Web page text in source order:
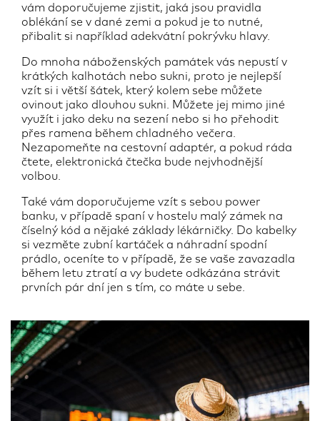
vám doporučujeme zjistit, jaká jsou pravidla
oblékání se v dané zemi a pokud je to nutné,
přibalit si například adekvátní pokrývku hlavy.
Do mnoha náboženských památek vás nepustí v
krátkých kalhotách nebo sukni, proto je nejlepší
vzít si i větší šátek, který kolem sebe můžete
ovinout jako dlouhou sukni. Můžete jej mimo jiné
využít i jako deku na sezení nebo si ho přehodit
přes ramena během chladného večera.
Nezapomeňte na cestovní adaptér, a pokud ráda
čtete, elektronická čtečka bude nejvhodnější
volbou.
Také vám doporučujeme vzít s sebou power
banku, v případě spaní v hostelu malý zámek na
číselný kód a nějaké základy lékárničky. Do kabelky
si vezměte zubní kartáček a náhradní spodní
prádlo, oceníte to v případě, že se vaše zavazadla
během letu ztratí a vy budete odkázána strávit
prvních pár dní jen s tím, co máte u sebe.